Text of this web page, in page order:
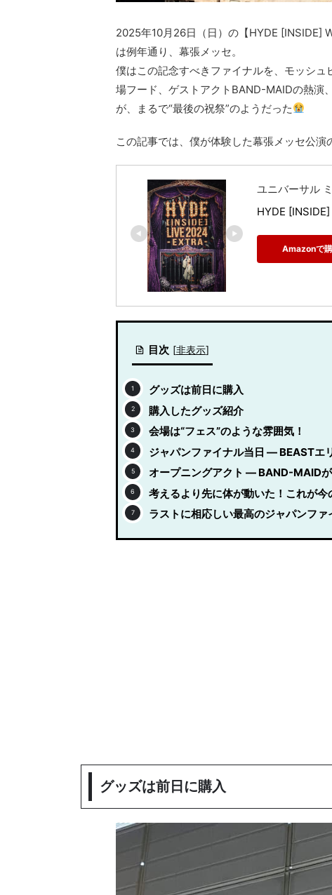
2025年10月26日（日）の【HYDE [INSIDE]
は例年通り、幕張メッセ。
僕はこの記念すべきファイナルを、モッシ
場フード、ゲストアクトBAND-MAIDの熱演
が、まるで“最後の祝祭”のようだった
この記事では、僕が体験した幕張メッセ公
ユニバーサル
HYDE
Amazonで
目次 [非表示]
グッズは前日に購入
購入したグッズ紹介
会場は“フェス”のような雰囲気！
ジャパンファイナル当日 — BEASTエ
オープニングアクト — BAND-MAIDが
考えるより先に体が動いた！これが今
ラストに相応しい最高のジャパンファ
グッズは前日に購入